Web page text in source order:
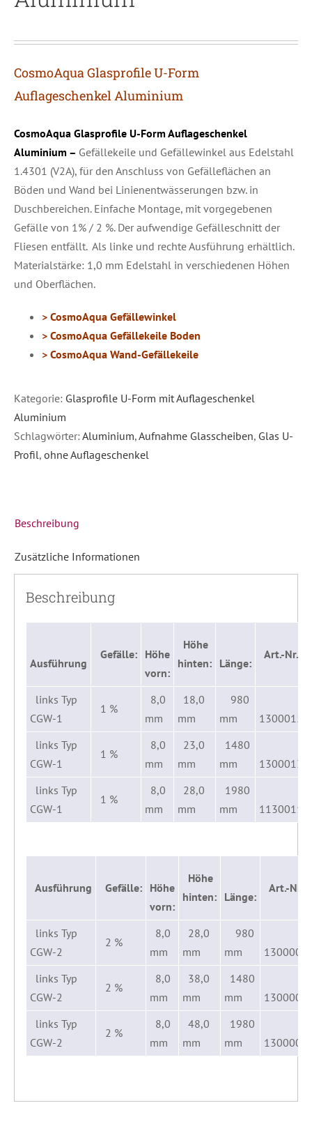
CosmoAqua Glasprofile U-Form
Auflageschenkel Aluminium
CosmoAqua Glasprofile U-Form Auflageschenkel
Aluminium – Gefällekeile und Gefällewinkel aus Edelstahl
1.4301 (V2A), für den Anschluss von Gefälleflächen an
Böden und Wand bei Linienentwässerungen bzw. in
Duschbereichen. Einfache Montage, mit vorgegebenen
Gefälle von 1% / 2 %. Der aufwendige Gefälleschnitt der
Fliesen entfällt. Als linke und rechte Ausführung erhältlich.
Materialstärke: 1,0 mm Edelstahl in verschiedenen Höhen
und Oberflächen.
> CosmoAqua Gefällewinkel
> CosmoAqua Gefällekeile Boden
> CosmoAqua Wand-Gefällekeile
Kategorie: Glasprofile U-Form mit Auflageschenkel
Aluminium
Schlagwörter:Aluminium,Aufnahme Glasscheiben, Glas U-
Profil, ohne Auflageschenkel
Beschreibung
Zusätzliche Informationen
Beschreibung
Ausführung
Gefälle: Höhe
vorn:
Höhe
hinten: Länge:
Art.-Nr.:
links Typ
CGW-1
1 %
8,0
mm
18,0
mm
980
mm
1300015
links Typ
CGW-1
1 %
8,0
mm
23,0
mm
1480
mm
1300013
links Typ
CGW-1
1 %
8,0
mm
28,0
mm
1980
mm
1130011
Ausführung Gefälle: Höhe
vorn:
Höhe
hinten: Länge:
Art.-Nr.:
links Typ
CGW-2
2 %
8,0
mm
28,0
mm
980
mm
1300005
links Typ
CGW-2
2 %
8,0
mm
38,0
mm
1480
mm
1300003
links Typ
CGW-2
2 %
8,0
mm
48,0
mm
1980
mm
1300001